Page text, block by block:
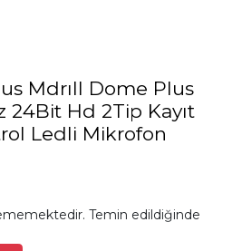
Mdrıll Dome Plus
24Bit Hd 2Tip Kayıt
Ledli Mikrofon
Temin edildiğinde